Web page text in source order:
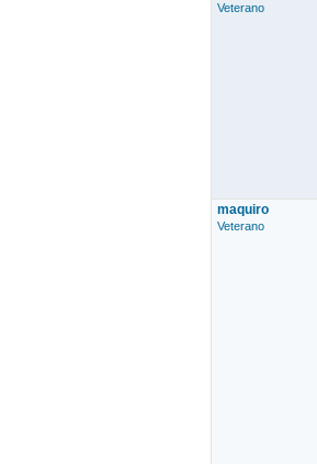
Veterano
maquiro
Veterano